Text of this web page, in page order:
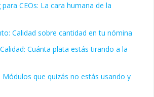
CEOs: La cara humana de la
Calidad sobre cantidad en tu nómina
Cuánta plata estás tirando a la
Módulos que quizás no estás usando y